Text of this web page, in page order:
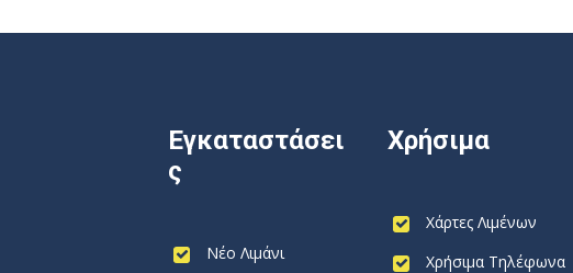
Εγκαταστάσει
ς
Νέο Λιμάνι
Χρήσιμα
Χάρτες Λιμένων
Χρήσιμα Τηλέφωνα